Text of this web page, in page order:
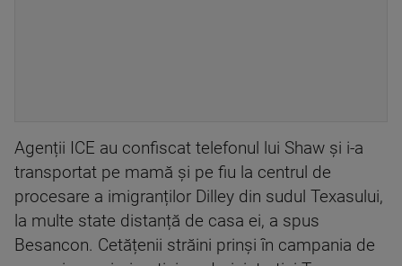
Agenții ICE au confiscat telefonul lui Shaw și i-a
transportat pe mamă și pe fiu la centrul de
procesare a imigranților Dilley din sudul Texasului,
la multe state distanță de casa ei, a spus
Besancon. Cetățenii străini prinși în campania de